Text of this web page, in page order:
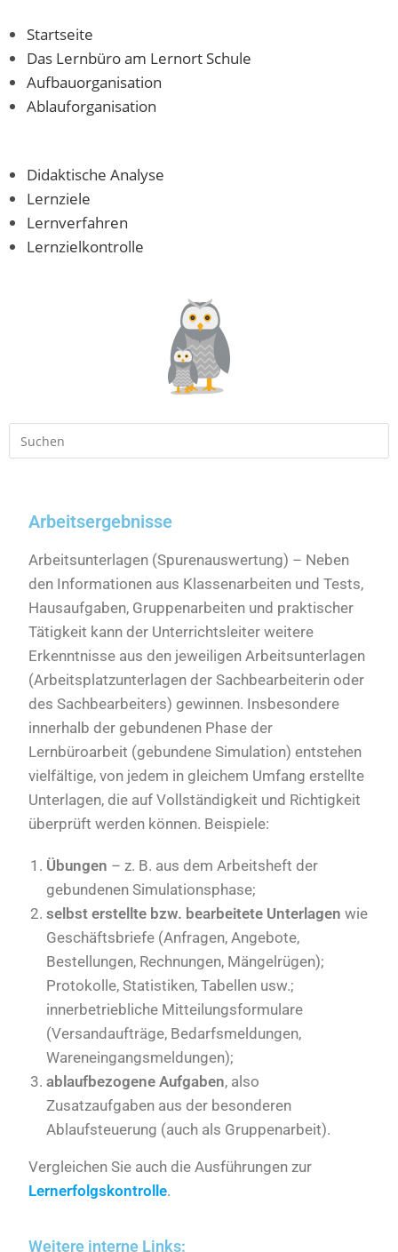
Startseite
Das Lernbüro am Lernort Schule
Aufbauorganisation
Ablauforganisation
Didaktische Analyse
Lernziele
Lernverfahren
Lernzielkontrolle
Arbeitsergebnisse
Arbeitsunterlagen (Spurenauswertung) – Neben
den Informationen aus Klassenarbeiten und Tests,
Hausaufgaben, Gruppenarbeiten und praktischer
Tätigkeit kann der Unterrichtsleiter weitere
Erkenntnisse aus den jeweiligen Arbeitsunterlagen
(Arbeitsplatzunterlagen der Sachbearbeiterin oder
des Sachbearbeiters) gewinnen. Insbesondere
innerhalb der gebundenen Phase der
Lernbüroarbeit (gebundene Simulation) entstehen
vielfältige, von jedem in gleichem Umfang erstellte
Unterlagen, die auf Vollständigkeit und Richtigkeit
überprüft werden können. Beispiele:
Übungen – z. B. aus dem Arbeitsheft der
gebundenen Simulationsphase;
selbst erstellte bzw. bearbeitete Unterlagen wie
Geschäftsbriefe (Anfragen, Angebote,
Bestellungen, Rechnungen, Mängelrügen);
Protokolle, Statistiken, Tabellen usw.;
innerbetriebliche Mitteilungsformulare
(Versandaufträge, Bedarfsmeldungen,
Wareneingangsmeldungen);
ablaufbezogene Aufgaben, also
Zusatzaufgaben aus der besonderen
Ablaufsteuerung (auch als Gruppenarbeit).
Vergleichen Sie auch die Ausführungen zur
Lernerfolgskontrolle.
Weitere interne Links: